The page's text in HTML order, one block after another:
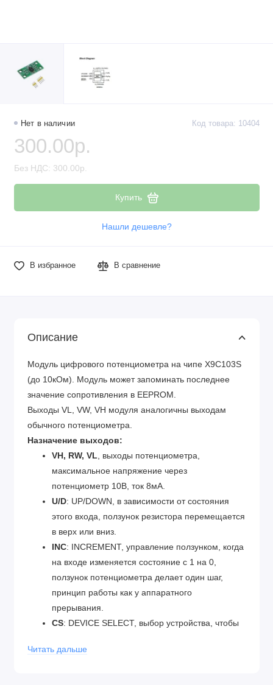
Нет в наличии Код товара: 10404
300.00р.
Без НДС: 300.00р.
Купить
Нашли дешевле?
В избранное В сравнение
Описание
Модуль цифрового потенциометра на чипе X9C103S
(до 10кОм). Модуль может запоминать последнее
значение сопротивления в EEPROM.
Выходы VL, VW, VH модуля аналогичны выходам
обычного потенциометра.
Назначение выходов:
VH, RW, VL , выходы потенциометра,
максимальное напряжение через
потенциометр 10В, ток 8мА.
U/D: UP/DOWN, в зависимости от состояния
этого входа, ползунок резистора перемещается
в верх или вниз.
INC: INCREMENT, управление ползунком, когда
на входе изменяется состояние с 1 на 0,
ползунок потенциометра делает один шаг,
принцип работы как у аппаратного
прерывания.
CS: DEVICE SELECT, выбор устройства, чтобы
подать логический 0
Читать дальше